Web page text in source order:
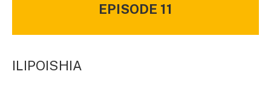
EPISODE 11
ILIPOISHIA